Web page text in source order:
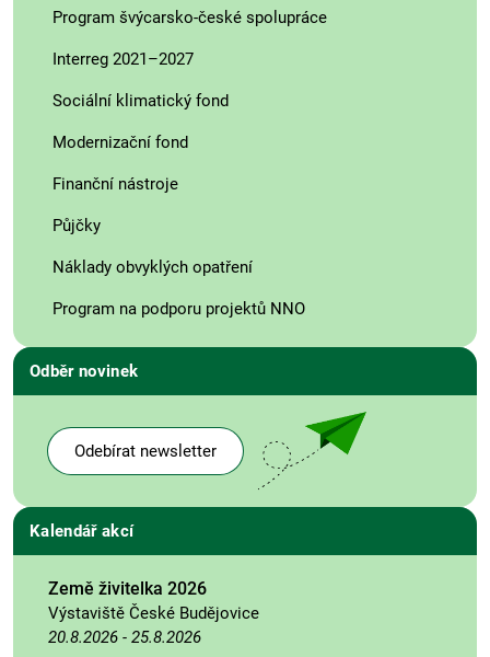
Program švýcarsko-české spolupráce
Interreg 2021–2027
Sociální klimatický fond
Modernizační fond
Finanční nástroje
Půjčky
Náklady obvyklých opatření
Program na podporu projektů NNO
Odběr novinek
Odebírat newsletter
Kalendář akcí
Země živitelka 2026
Výstaviště České Budějovice
20.8.2026 - 25.8.2026